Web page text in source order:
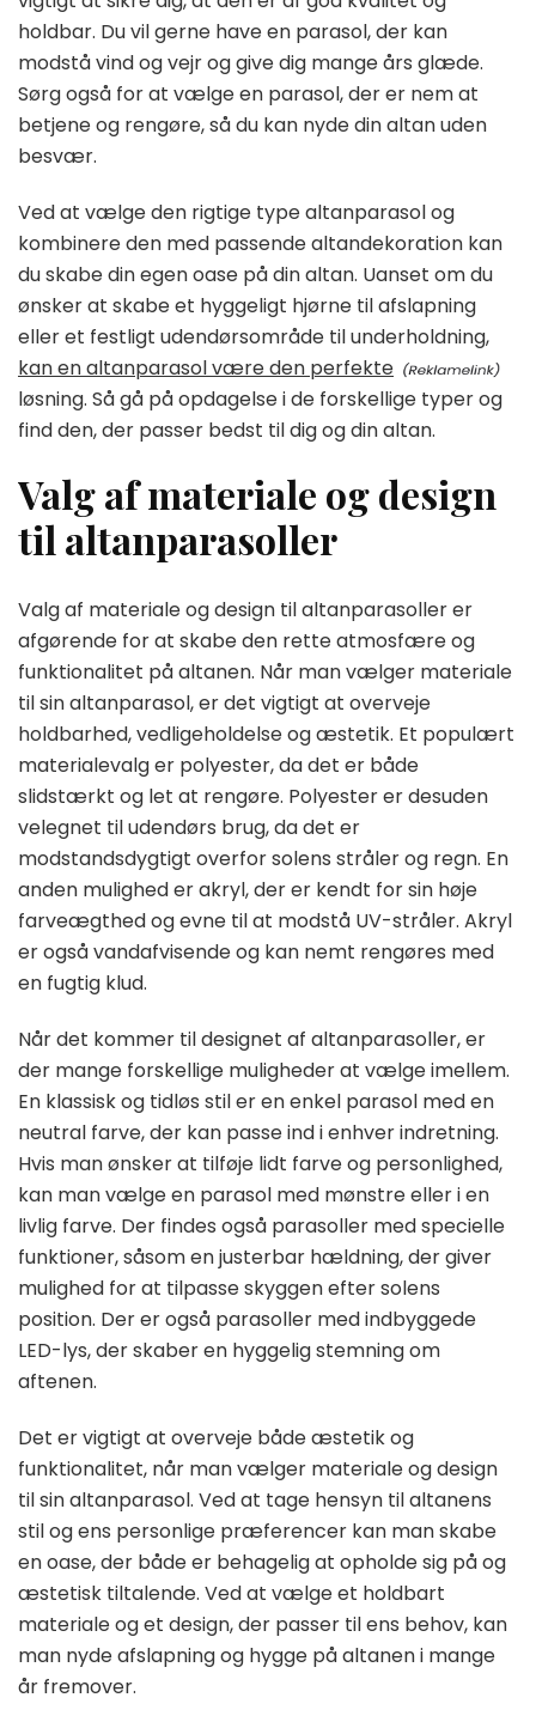
holdbar. Du vil gerne have en parasol, der kan
modstå vind og vejr og give dig mange års glæde.
Sørg også for at vælge en parasol, der er nem at
betjene og rengøre, så du kan nyde din altan uden
besvær.
Ved at vælge den rigtige type altanparasol og
kombinere den med passende altandekoration kan
du skabe din egen oase på din altan. Uanset om du
ønsker at skabe et hyggeligt hjørne til afslapning
eller et festligt udendørsområde til underholdning,
kan en altanparasol være den perfekte
løsning. Så gå på opdagelse i de forskellige typer og
find den, der passer bedst til dig og din altan.
Valg af materiale og design
til altanparasoller
Valg af materiale og design til altanparasoller er
afgørende for at skabe den rette atmosfære og
funktionalitet på altanen. Når man vælger materiale
til sin altanparasol, er det vigtigt at overveje
holdbarhed, vedligeholdelse og æstetik. Et populært
materialevalg er polyester, da det er både
slidstærkt og let at rengøre. Polyester er desuden
velegnet til udendørs brug, da det er
modstandsdygtigt overfor solens stråler og regn. En
anden mulighed er akryl, der er kendt for sin høje
farveægthed og evne til at modstå UV-stråler. Akryl
er også vandafvisende og kan nemt rengøres med
en fugtig klud.
Når det kommer til designet af altanparasoller, er
der mange forskellige muligheder at vælge imellem.
En klassisk og tidløs stil er en enkel parasol med en
neutral farve, der kan passe ind i enhver indretning.
Hvis man ønsker at tilføje lidt farve og personlighed,
kan man vælge en parasol med mønstre eller i en
livlig farve. Der findes også parasoller med specielle
funktioner, såsom en justerbar hældning, der giver
mulighed for at tilpasse skyggen efter solens
position. Der er også parasoller med indbyggede
LED-lys, der skaber en hyggelig stemning om
aftenen.
Det er vigtigt at overveje både æstetik og
funktionalitet, når man vælger materiale og design
til sin altanparasol. Ved at tage hensyn til altanens
stil og ens personlige præferencer kan man skabe
en oase, der både er behagelig at opholde sig på og
æstetisk tiltalende. Ved at vælge et holdbart
materiale og et design, der passer til ens behov, kan
man nyde afslapning og hygge på altanen i mange
år fremover.